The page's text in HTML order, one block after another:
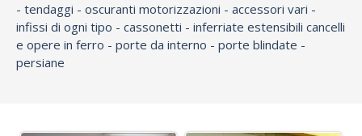
- tendaggi - oscuranti motorizzazioni - accessori vari -
infissi di ogni tipo - cassonetti - inferriate estensibili cancelli
e opere in ferro - porte da interno - porte blindate -
persiane